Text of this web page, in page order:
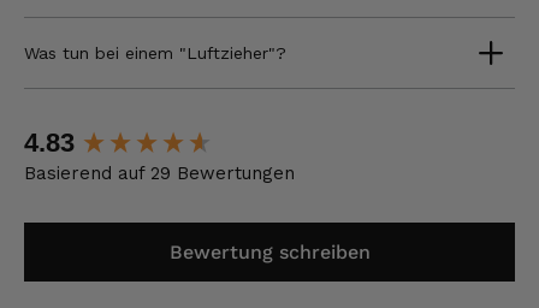
Was tun bei einem "Luftzieher"?
4.83
Basierend auf 29 Bewertungen
Bewertung schreiben
New content loaded